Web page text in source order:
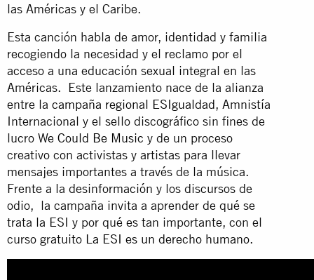
las Américas y el Caribe.
Esta canción habla de amor, identidad y familia
recogiendo la necesidad y el reclamo por el
acceso a una educación sexual integral en las
Américas. Este lanzamiento nace de la alianza
entre la campaña regional ESIgualdad, Amnistía
Internacional y el sello discográfico sin fines de
lucro We Could Be Music y de un proceso
creativo con activistas y artistas para llevar
mensajes importantes a través de la música.
Frente a la desinformación y los discursos de
odio, la campaña invita a aprender de qué se
trata la ESI y por qué es tan importante, con el
curso gratuito La ESI es un derecho humano.